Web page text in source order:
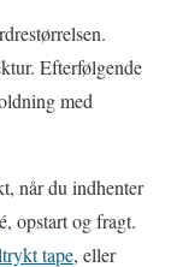
Efterfølgende
med
når du indhenter
opstart og fragt.
tape, eller